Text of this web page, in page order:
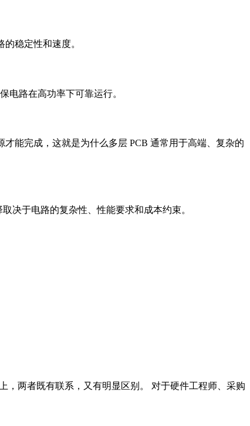
稳定性和速度。
电路在高功率下可靠运行。
能完成，这就是为什么多层 PCB 通常用于高端、复杂的
决于电路的复杂性、性能要求和成本约束。
，两者既有联系，又有明显区别。 对于硬件工程师、采购